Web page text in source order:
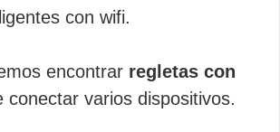
con wifi.
encontrar regletas con
conectar varios dispositivos.